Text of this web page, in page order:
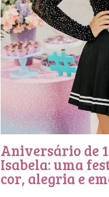
Aniversário de
Isabela: uma
cor, alegria e